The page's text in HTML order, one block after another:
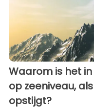
Waarom is het
op zeeniveau,
opstijgt?